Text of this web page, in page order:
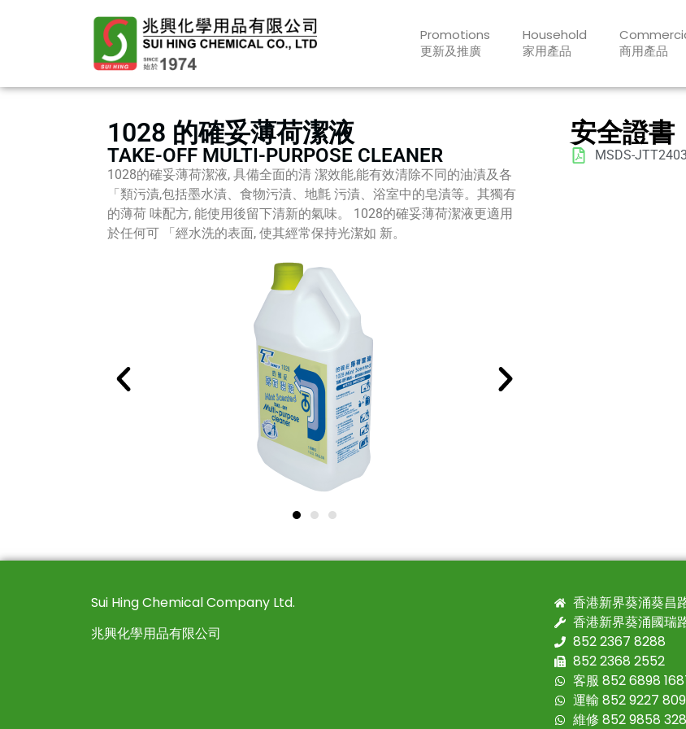
Promotions
更新及推廣
Household
家用產品
商用產品
1028 的確妥薄荷潔液
TAKE-OFF MULTI-PURPOSE CLEANER
1028的確妥薄荷潔液, 具備全面的清 潔效能,能有效清除不同的油漬及各
「類污漬,包括墨水漬、食物污漬、地氈 污漬、浴室中的皂漬等。其獨有
的薄荷 味配方, 能使用後留下清新的氣味。 1028的確妥薄荷潔液更適用
於任何可 「經水洗的表面, 使其經常保持光潔如 新。
安全證書
MSDS-
Sui Hing Chemical Company Ltd.
兆興化學用品有限公司
香港新界葵涌葵昌
香港新界葵涌國瑞
852 2367 8288
852 2368 2552
客服 852 6898
運輸 852 9227
維修 852 9858